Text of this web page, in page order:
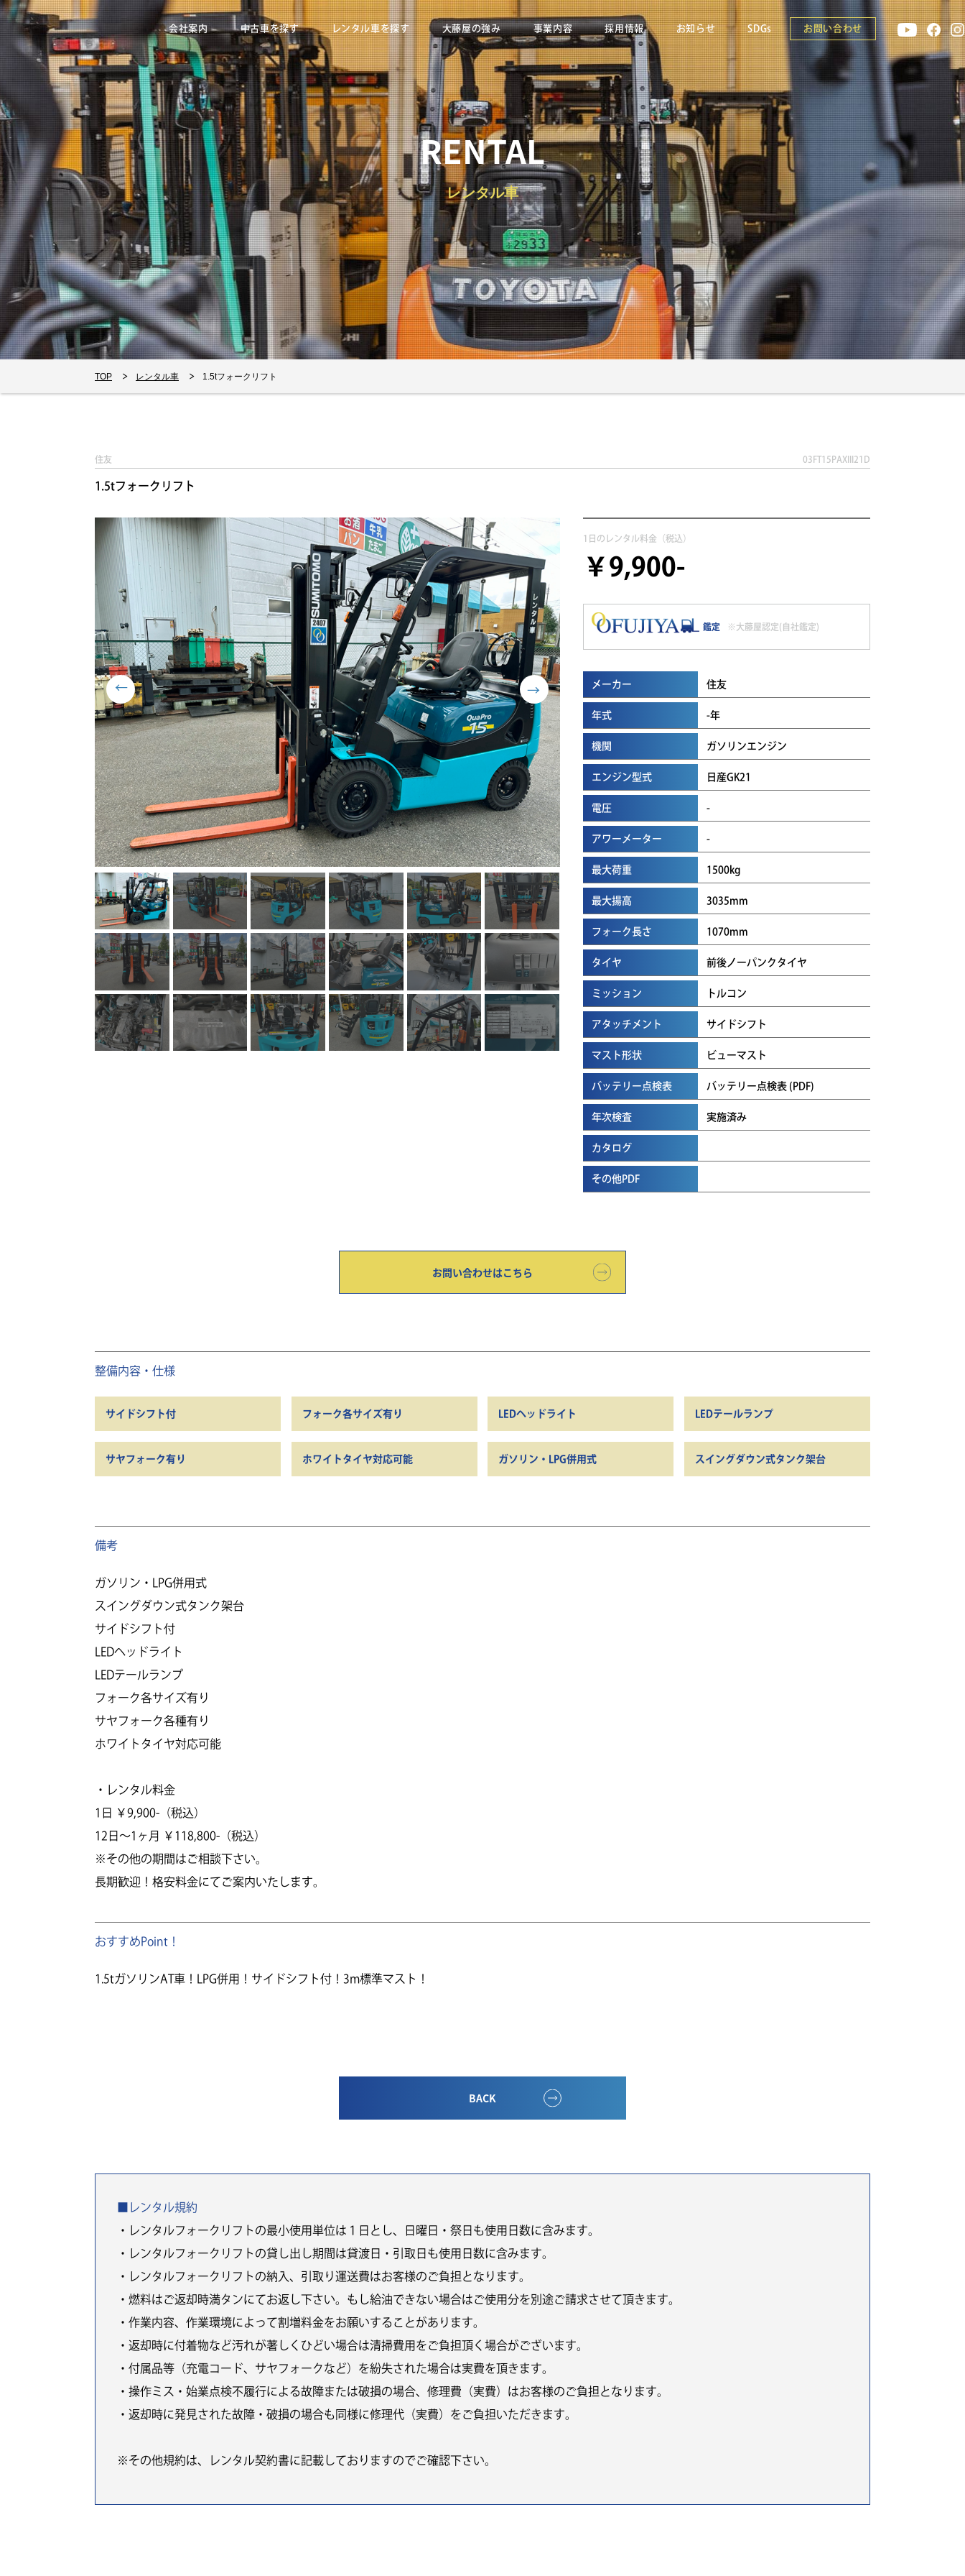
会社案内 中古車を探す レンタル車を探す 大藤屋の強み 事業内容 採用情報 お知らせ SDGs お問い合わせ
RENTAL
レンタル車
TOP レンタル車 1.5tフォークリフト
住友 03FT15PAXIII21D
1.5tフォークリフト
1日のレンタル料金（税込）
￥9,900-
鑑定 ※大藤屋認定(自社鑑定)
メーカー 住友
年式 -年
機関 ガソリンエンジン
エンジン型式 日産GK21
電圧 -
アワーメーター -
最大荷重 1500kg
最大揚高 3035mm
フォーク長さ 1070mm
タイヤ 前後ノーパンクタイヤ
ミッション トルコン
アタッチメント サイドシフト
マスト形状 ビューマスト
バッテリー点検表 バッテリー点検表 (PDF)
年次検査 実施済み
カタログ
その他PDF
お問い合わせはこちら
整備内容・仕様
サイドシフト付 フォーク各サイズ有り LEDヘッドライト LEDテールランプ
サヤフォーク有り ホワイトタイヤ対応可能 ガソリン・LPG併用式 スイングダウン式タンク架台
備考
ガソリン・LPG併用式
スイングダウン式タンク架台
サイドシフト付
LEDヘッドライト
LEDテールランプ
フォーク各サイズ有り
サヤフォーク各種有り
ホワイトタイヤ対応可能
・レンタル料金
1日 ￥9,900-（税込）
12日～1ヶ月 ￥118,800-（税込）
※その他の期間はご相談下さい。
長期歓迎！格安料金にてご案内いたします。
おすすめPoint！
1.5tガソリンAT車！LPG併用！サイドシフト付！3m標準マスト！
BACK
■レンタル規約
・レンタルフォークリフトの最小使用単位は１日とし、日曜日・祭日も使用日数に含みます。
・レンタルフォークリフトの貸し出し期間は貸渡日・引取日も使用日数に含みます。
・レンタルフォークリフトの納入、引取り運送費はお客様のご負担となります。
・燃料はご返却時満タンにてお返し下さい。もし給油できない場合はご使用分を別途ご請求させて頂きます。
・作業内容、作業環境によって割増料金をお願いすることがあります。
・返却時に付着物など汚れが著しくひどい場合は清掃費用をご負担頂く場合がございます。
・付属品等（充電コード、サヤフォークなど）を紛失された場合は実費を頂きます。
・操作ミス・始業点検不履行による故障または破損の場合、修理費（実費）はお客様のご負担となります。
・返却時に発見された故障・破損の場合も同様に修理代（実費）をご負担いただきます。
※その他規約は、レンタル契約書に記載しておりますのでご確認下さい。